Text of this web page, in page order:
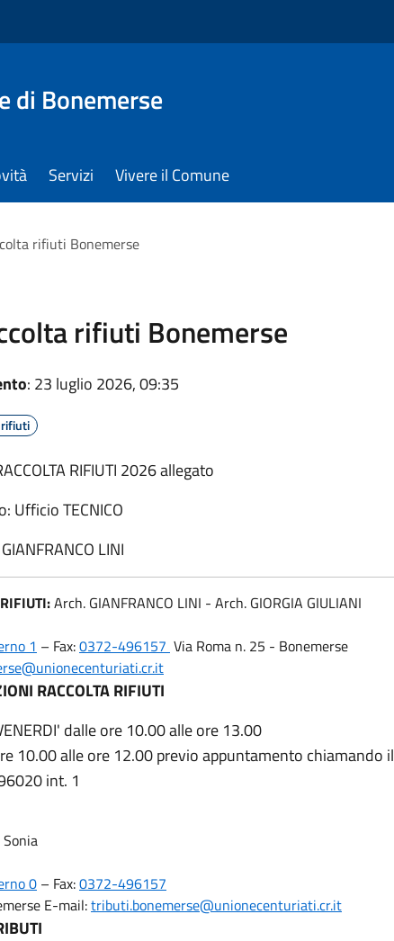
di Bonemerse
Servizi Vivere il Comune
rifiuti Bonemerse
rifiuti Bonemerse
: 23 luglio 2026, 09:35
rifiuti
RIFIUTI 2026 allegato
Ufficio TECNICO
LINI
Arch. GIANFRANCO LINI - Arch. GIORGIA GIULIANI
1 – Fax:0372-496157 Via Roma n. 25 - Bonemerse
RACCOLTA RIFIUTI
dalle ore 10.00 alle ore 13.00
10.00 alle ore 12.00 previo appuntamento chiamando il
int. 1
0 – Fax:0372-496157
E-mail:tributi.bonemerse@unionecenturiati.cr.it